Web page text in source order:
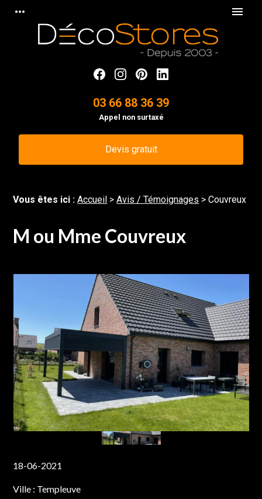
more_horiz menu
03 66 88 36 39
Appel non surtaxé
Devis gratuit
Vous êtes ici :Accueil >Avis / Témoignages >Couvreux
M ou Mme Couvreux
18-06-2021
Ville : Templeuve